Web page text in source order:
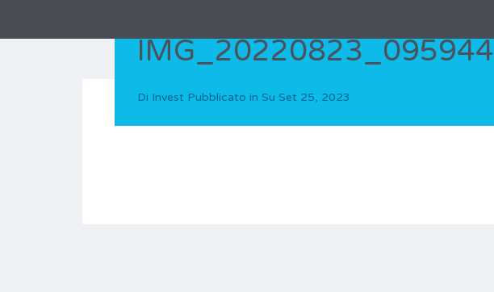
IMG_20220823_095944
Di Invest Pubblicato in Su Set 25, 2023